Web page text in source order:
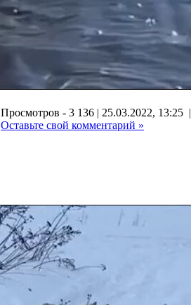
Просмотров - 3 136 | 25.03.2022, 13:25 |
Оставьте свой комментарий »